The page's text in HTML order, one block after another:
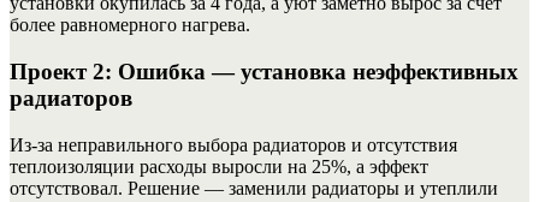
более равномерного нагрева.
Проект 2: Ошибка — установка неэффективных
радиаторов
Из-за неправильного выбора радиаторов и отсутствия
теплоизоляции расходы выросли на 25%, а эффект
отсутствовал. Решение — заменили радиаторы и утеплили